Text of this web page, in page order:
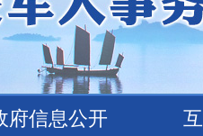
府信息公开